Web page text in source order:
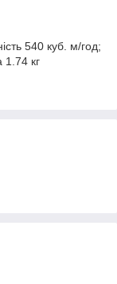
540 куб. м/год;
1.74 кг